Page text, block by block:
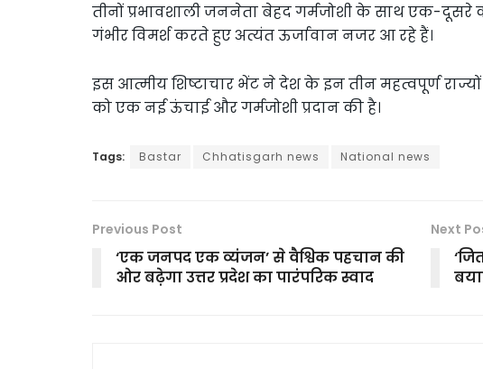
तीनों प्रभावशाली जननेता बेहद गर्मजोशी के साथ एक-
गंभीर विमर्श करते हुए अत्यंत ऊर्जावान नजर आ रहे हैं।
इस आत्मीय शिष्टाचार भेंट ने देश के इन तीन महत्वपूर्ण
को एक नई ऊंचाई और गर्मजोशी प्रदान की है।
Tags: Bastar Chhatisgarh news National news
Previous Post
‘एक जनपद एक व्यंजन’ से वैश्विक पहचान की
ओर बढ़ेगा उत्तर प्रदेश का पारंपरिक स्वाद
Next